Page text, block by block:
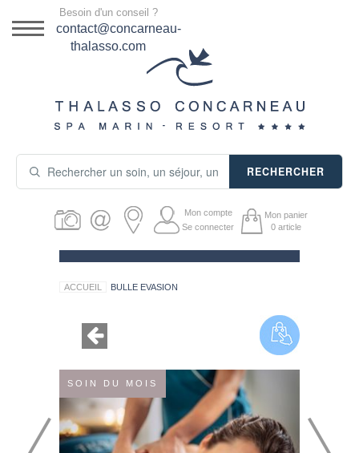
DESTINATION
SÉJOURS THALASSO
PRODUITS COSMÉTIQUES
GUIDE CADEAUX
Besoin d'un conseil ?
contact@concarneau-
thalasso.com
RECHERCHER
Mon compte
Se connecter
Mon panier
0 article
ACCUEIL BULLE EVASION
SOIN DU MOIS